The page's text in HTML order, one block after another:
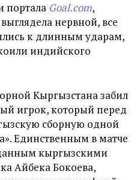
портала Goal.com,
нервной, все
к длинным ударам,
индийского
Кыргызстана забил
игрок, который перед
сборную одной
Единственным в матче
кыргызскими
Айбека Бокоева,